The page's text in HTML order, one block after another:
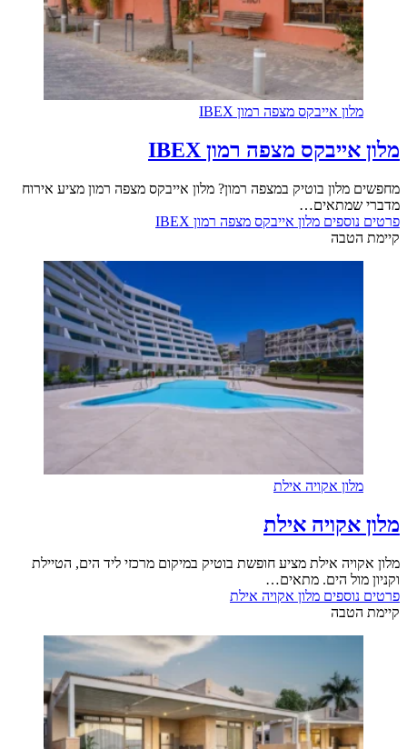
מלון אייבקס מצפה רמון IBEX
מלון אייבקס מצפה רמון IBEX
מחפשים מלון בוטיק במצפה רמון? מלון אייבקס מצפה רמון מציע אירוח
מדברי שמתאים…
פרטים נוספים מלון אייבקס מצפה רמון IBEX
קיימת הטבה
מלון אקויה אילת
מלון אקויה אילת
מלון אקויה אילת מציע חופשת בוטיק במיקום מרכזי ליד הים, הטיילת
וקניון מול הים. מתאים…
פרטים נוספים מלון אקויה אילת
קיימת הטבה